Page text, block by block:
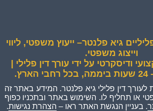
גיא פלנטר– ייעוץ משפטי, ליווי
וייצוג משפטי.
ודיסקרטי על ידי עורך דין פלילי |
לעורך דין פלילי גיא פלנטר. המידע באתר זה
או תחליף לו. השימוש באתר ובתכניו כפוף
. בעניין הנגשת האתר ראו – הצהרת נגישות.